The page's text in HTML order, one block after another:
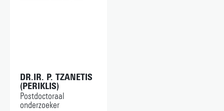
DR.IR. P. TZANETIS
(PERIKLIS)
Postdoctoraal
onderzoeker